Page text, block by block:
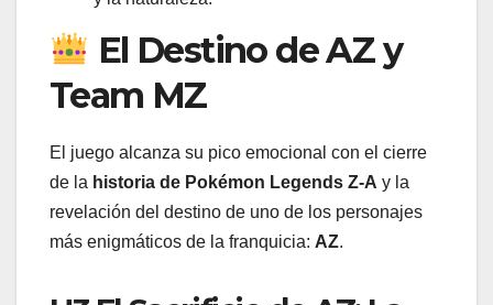
El Destino de AZ y
Team MZ
El juego alcanza su pico emocional con el cierre
de la historia de Pokémon Legends Z-A y la
revelación del destino de uno de los personajes
más enigmáticos de la franquicia: AZ.